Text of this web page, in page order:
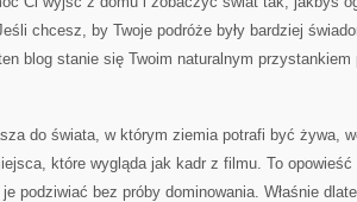
chcesz, by Twoje podróże były bardziej
blog stanie się Twoim naturalnym
do świata, w którym ziemia potrafi być żywa,
które wygląda jak kadr z filmu. To opowieść
podziwiać bez próby dominowania. Właśnie